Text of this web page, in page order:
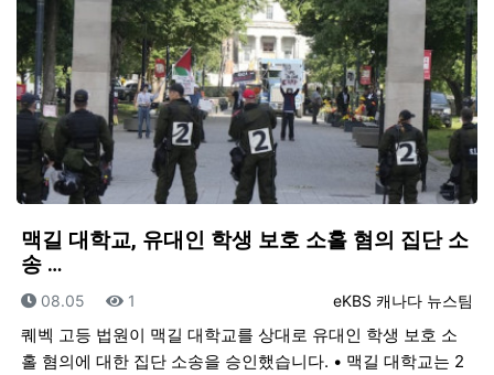
맥길 대학교, 유대인 학생 보호 소홀 혐의 집단 소
송 …
등록자
eKBS 캐나다 뉴스팀
등록일
08.05 조회
1
퀘벡 고등 법원이 맥길 대학교를 상대로 유대인 학생 보호 소
홀 혐의에 대한 집단 소송을 승인했습니다. • 맥길 대학교는 2